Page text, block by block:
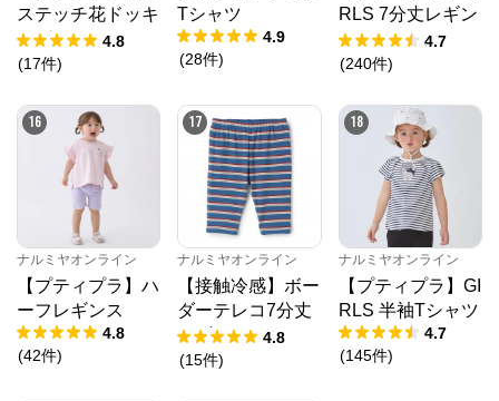
ステッチ花ドッキ
ングTシャツ
4.8
(17件)
Tシャツ
4.9
(28件)
RLS 7分丈レギン
ス
4.7
(240件)
16
ナルミヤオンライン
【プティプラ】ハ
ーフレギンス
4.8
(42件)
17
ナルミヤオンライン
【接触冷感】ボー
ダーテレコ7分丈
レギンス
4.8
(15件)
18
ナルミヤオンライン
【プティプラ】GI
RLS 半袖Tシャツ
4.7
(145件)